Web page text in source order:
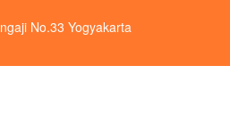
No.33 Yogyakarta